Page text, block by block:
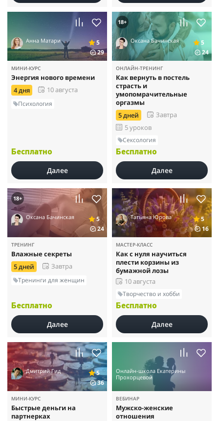
Анна Матари
5
29
МИНИ-КУРС
Энергия нового времени
4 дня
10 августа
Психология
Бесплатно
Далее
18+
Оксана Бачинская
5
24
ОНЛАЙН-ТРЕНИНГ
Как вернуть в постель
страсть и
умопомрачительные
оргазмы
5 дней
Завтра
5 уроков
Сексология
Бесплатно
Далее
18+
Оксана Бачинская
5
24
ТРЕНИНГ
Влажные секреты
5 дней
Завтра
Тренинги для женщин
Бесплатно
Далее
Татьяна Юрова
5
16
МАСТЕР-КЛАСС
Как с нуля научиться
плести корзины из
бумажной лозы
10 августа
Творчество и хобби
Бесплатно
Далее
Дмитрий Гид
5
36
МИНИ-КУРС
Быстрые деньги на
партнерках
Онлайн-школа Екатерины
Прохорцевой
ВЕБИНАР
Мужско-женские
отношения